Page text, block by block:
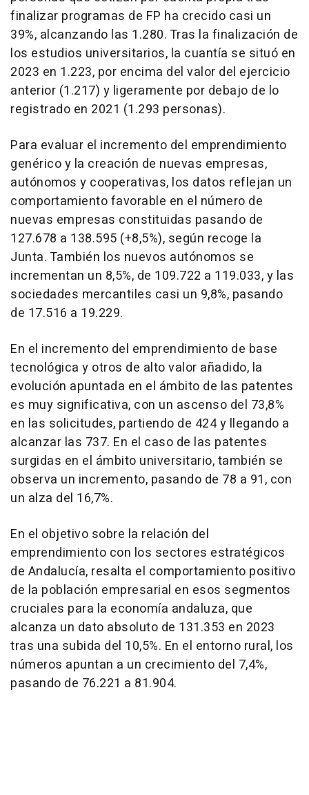
finalizar programas de FP ha crecido casi un
39%, alcanzando las 1.280. Tras la finalización de
los estudios universitarios, la cuantía se situó en
2023 en 1.223, por encima del valor del ejercicio
anterior (1.217) y ligeramente por debajo de lo
registrado en 2021 (1.293 personas).
Para evaluar el incremento del emprendimiento
genérico y la creación de nuevas empresas,
autónomos y cooperativas, los datos reflejan un
comportamiento favorable en el número de
nuevas empresas constituidas pasando de
127.678 a 138.595 (+8,5%), según recoge la
Junta. También los nuevos autónomos se
incrementan un 8,5%, de 109.722 a 119.033, y las
sociedades mercantiles casi un 9,8%, pasando
de 17.516 a 19.229.
En el incremento del emprendimiento de base
tecnológica y otros de alto valor añadido, la
evolución apuntada en el ámbito de las patentes
es muy significativa, con un ascenso del 73,8%
en las solicitudes, partiendo de 424 y llegando a
alcanzar las 737. En el caso de las patentes
surgidas en el ámbito universitario, también se
observa un incremento, pasando de 78 a 91, con
un alza del 16,7%.
En el objetivo sobre la relación del
emprendimiento con los sectores estratégicos
de Andalucía, resalta el comportamiento positivo
de la población empresarial en esos segmentos
cruciales para la economía andaluza, que
alcanza un dato absoluto de 131.353 en 2023
tras una subida del 10,5%. En el entorno rural, los
números apuntan a un crecimiento del 7,4%,
pasando de 76.221 a 81.904.